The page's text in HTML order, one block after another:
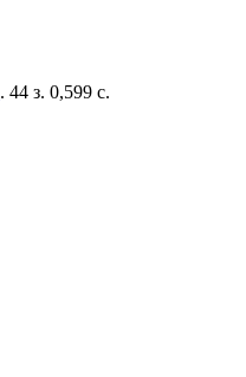
. 44 з. 0,599 с.